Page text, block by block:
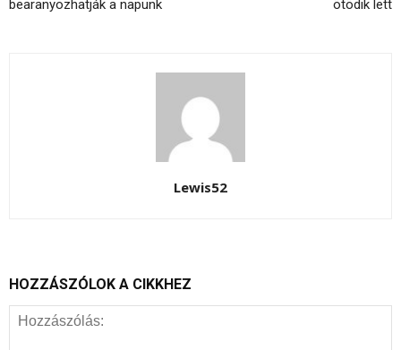
bearanyozhatják a napunk
ötödik lett
Lewis52
HOZZÁSZÓLOK A CIKKHEZ